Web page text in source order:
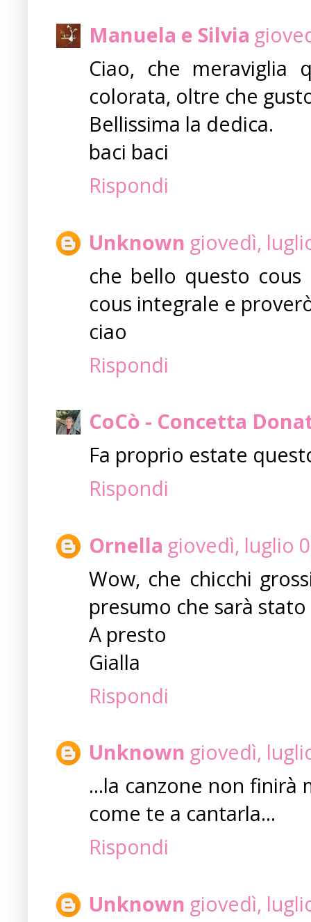
Manuela e Silvia
Ciao, che meraviglia
colorata, oltre che
Bellissima la dedica.
baci baci
Rispondi
Unknown giovedì,
che bello questo
cous integrale e
ciao
Rispondi
CoCò - Concetta
Fa proprio estate
Rispondi
Ornella giovedì, luglio
Wow, che chicchi
presumo che sarà
A presto
Gialla
Rispondi
Unknown giovedì,
...la canzone non finirà
come te a cantarla...
Rispondi
Unknown giovedì,